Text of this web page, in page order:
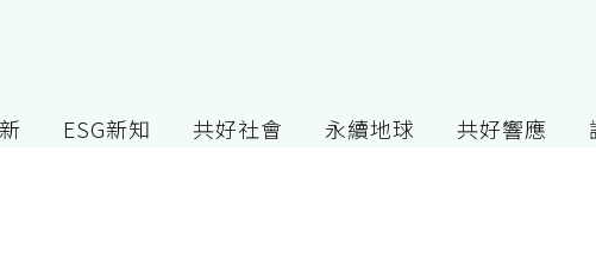
ESG新知 共好社會 永續地球 共好響應